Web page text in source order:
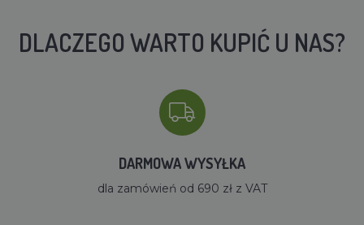
DLACZEGO WARTO KUPIĆ U NAS?
DARMOWA WYSYŁKA
dla zamówień od 690 zł z VAT